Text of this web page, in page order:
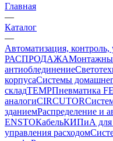
Главная
—
Каталог
—
Автоматизация,
РАСПРОДАЖА
антиоблединение
корпусаСистемы
складTEMPПневматика
аналогиCIRCUTOR
зданиемРаспределение и
ENSTOКабельКИПиА для
управления расходом